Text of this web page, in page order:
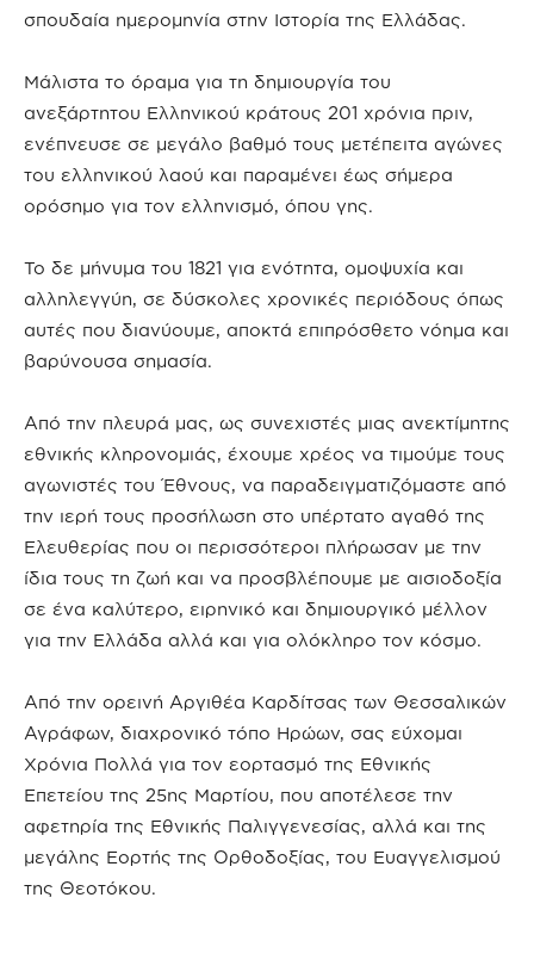
σπουδαία ημερομηνία στην Ιστορία της Ελλάδας.
Μάλιστα το όραμα για τη δημιουργία του
ανεξάρτητου Ελληνικού κράτους 201 χρόνια πριν,
ενέπνευσε σε μεγάλο βαθμό τους μετέπειτα αγώνες
του ελληνικού λαού και παραμένει έως σήμερα
ορόσημο για τον ελληνισμό, όπου γης.
Το δε μήνυμα του 1821 για ενότητα, ομοψυχία και
αλληλεγγύη, σε δύσκολες χρονικές περιόδους όπως
αυτές που διανύουμε, αποκτά επιπρόσθετο νόημα και
βαρύνουσα σημασία.
Από την πλευρά μας, ως συνεχιστές μιας ανεκτίμητης
εθνικής κληρονομιάς, έχουμε χρέος να τιμούμε τους
αγωνιστές του Έθνους, να παραδειγματιζόμαστε από
την ιερή τους προσήλωση στο υπέρτατο αγαθό της
Ελευθερίας που οι περισσότεροι πλήρωσαν με την
ίδια τους τη ζωή και να προσβλέπουμε με αισιοδοξία
σε ένα καλύτερο, ειρηνικό και δημιουργικό μέλλον
για την Ελλάδα αλλά και για ολόκληρο τον κόσμο.
Από την ορεινή Αργιθέα Καρδίτσας των Θεσσαλικών
Αγράφων, διαχρονικό τόπο Ηρώων, σας εύχομαι
Χρόνια Πολλά για τον εορτασμό της Εθνικής
Επετείου της 25ης Μαρτίου, που αποτέλεσε την
αφετηρία της Εθνικής Παλιγγενεσίας, αλλά και της
μεγάλης Εορτής της Ορθοδοξίας, του Ευαγγελισμού
της Θεοτόκου.